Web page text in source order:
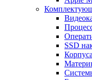
SSD
Корпуса